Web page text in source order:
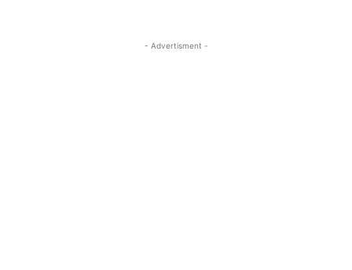
- Advertisment -